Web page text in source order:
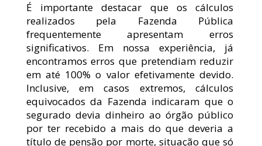
É importante destacar que os cálculos
realizados pela Fazenda Pública
frequentemente apresentam erros
significativos. Em nossa experiência, já
encontramos erros que pretendiam reduzir
em até 100% o valor efetivamente devido.
Inclusive, em casos extremos, cálculos
equivocados da Fazenda indicaram que o
segurado devia dinheiro ao órgão público
por ter recebido a mais do que deveria a
título de pensão por morte, situação que só